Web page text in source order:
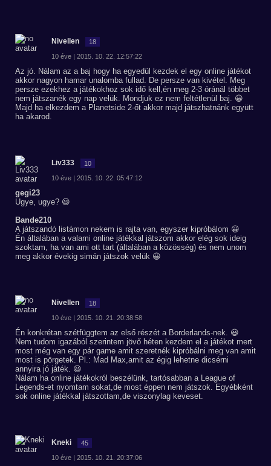
Nivellen 18
10 éve | 2015. 10. 22. 12:57:22
Az jó. Nálam az a baj hogy ha egyedül kezdek el egy online játékot
akkor nagyon hamar unalomba fullad. De persze van kivétel. Meg
persze ezekhez a játékokhoz sok idő kell,én meg 2-3 óránál többet
nem játszanék egy nap velük. Mondjuk ez nem feltétlenül baj. 😀
Majd ha elkezdem a Planetside 2-őt akkor majd játszhatnánk együtt
ha akarod.
Liv333 10
10 éve | 2015. 10. 22. 05:47:12
gegi23
Ugye, ugye? 😃
Bande210
A játszandó listámon nekem is rajta van, egyszer kipróbálom 😀
Én általában a valami online játékkal játszom akkor elég sok ideig
szoktam, ha van ami ott tart (általában a közösség) és nem unom
meg akkor évekig simán játszok velük 😀
Nivellen 18
10 éve | 2015. 10. 21. 20:38:58
Én konkrétan szétfüggtem az első részét a Borderlands-nek. 😃
Nem tudom igazából szerintem jövő héten kezdem el a játékot mert
most még van egy pár game amit szeretnék kipróbálni meg van amit
most is pörgetek. Pl.: Mad Max,amit az égig lehetne dicsérni
annyira jó játék. 😃
Nálam ha online játékokról beszélünk, tartósabban a League of
Legends-et nyomtam sokat,de most éppen nem játszok. Egyébként
sok online játékkal játszottam,de viszonylag keveset.
Kneki 45
10 éve | 2015. 10. 21. 20:37:06